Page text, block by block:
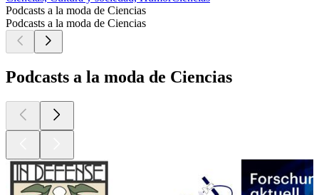
Podcasts a la moda de Ciencias
Podcasts a la moda de Ciencias
Podcasts a la moda de Ciencias